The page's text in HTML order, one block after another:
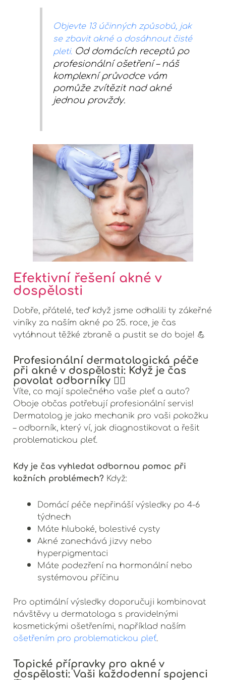
Objevte 13 účinných způsobů, jak
se zbavit akné a dosáhnout čisté
pleti. Od domácích receptů po
profesionální ošetření – náš
komplexní průvodce vám
pomůže zvítězit nad akné
jednou provždy.
Efektivní řešení akné v
dospělosti
Dobře, přátelé, teď když jsme odhalili ty zákeřné
viníky za naším akné po 25. roce, je čas
vytáhnout těžké zbraně a pustit se do boje! 💪
Profesionální dermatologická péče
při akné v dospělosti: Když je čas
povolat odborníky 👩‍⚕️
Víte, co mají společného vaše pleť a auto?
Oboje občas potřebují profesionální servis!
Dermatolog je jako mechanik pro vaši pokožku
– odborník, který ví, jak diagnostikovat a řešit
problematickou pleť.
Kdy je čas vyhledat odbornou pomoc při
kožních problémech? Když:
Domácí péče nepřináší výsledky po 4-6
týdnech
Máte hluboké, bolestivé cysty
Akné zanechává jizvy nebo
hyperpigmentaci
Máte podezření na hormonální nebo
systémovou příčinu
Pro optimální výsledky doporučuji kombinovat
návštěvy u dermatologa s pravidelnými
kosmetickými ošetřeními, například naším
ošetřením pro problematickou pleť.
Topické přípravky pro akné v
dospělosti: Vaši každodenní spojenci